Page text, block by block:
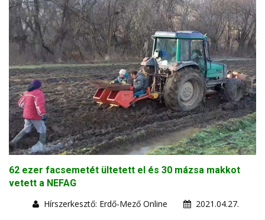
62 ezer facsemetét ültetett el és 30 mázsa makkot
vetett a NEFAG
Hírszerkesztő: Erdő-Mező Online
2021.04.27.